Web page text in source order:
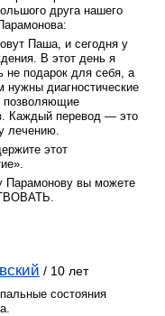
друга нашего
Паша, и сегодня у
В этот день я
не подарок для себя, а
диагностические
Каждый перевод — это
лечению.
этот
Парамонову вы можете
/ 10 лет
состояния